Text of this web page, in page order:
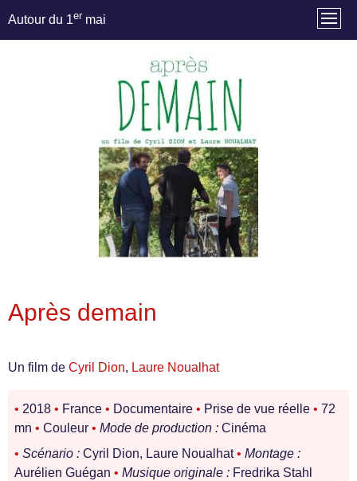
Autour du 1er mai
Après demain
Un film de Cyril Dion, Laure Noualhat
• 2018 • France • Documentaire • Prise de vue réelle • 72
mn • Couleur • Mode de production : Cinéma
• Scénario : Cyril Dion, Laure Noualhat• Montage :
Aurélien Guégan • Musique originale : Fredrika Stahl